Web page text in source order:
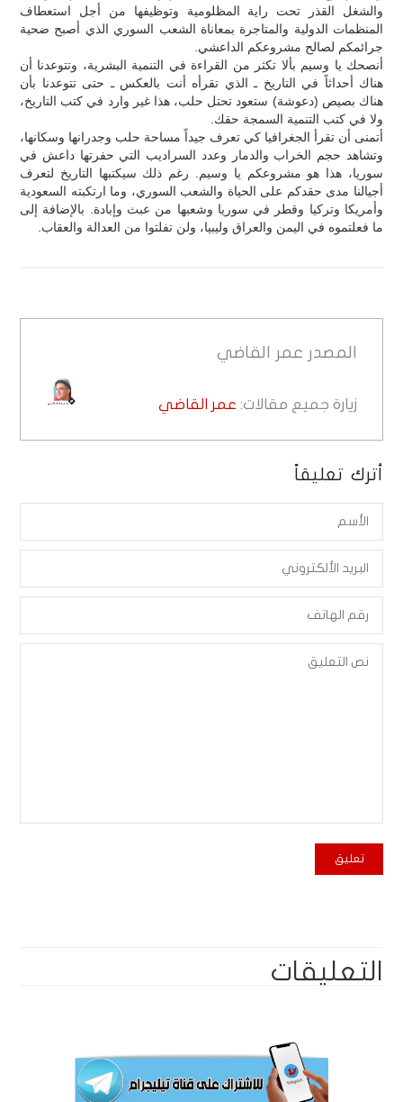
والشغل القذر تحت راية المظلومية وتوظيفها من أجل استعطاف
المنظمات الدولية والمتاجرة بمعاناة الشعب السوري الذي أصبح ضحية
جرائمكم لصالح مشروعكم الداعشي.
أنصحك يا وسيم بألا تكثر من القراءة في التنمية البشرية، وتتوعدنا أن
هناك أحداثاً في التاريخ ـ الذي تقرأه أنت بالعكس ـ حتى تتوعدنا بأن
هناك بصيص (دعوشة) ستعود تحتل حلب، هذا غير وارد في كتب التاريخ،
ولا في كتب التنمية السمجة حقك.
أتمنى أن تقرأ الجغرافيا كي تعرف جيداً مساحة حلب وجدرانها وسكانها،
وتشاهد حجم الخراب والدمار وعدد السراديب التي حفرتها داعش في
سوريا، هذا هو مشروعكم يا وسيم. رغم ذلك سيكتبها التاريخ لتعرف
أجيالنا مدى حقدكم على الحياة والشعب السوري، وما ارتكبته السعودية
وأمريكا وتركيا وقطر في سوريا وشعبها من عبث وإبادة. بالإضافة إلى
ما فعلتموه في اليمن والعراق وليبيا، ولن تفلتوا من العدالة والعقاب.
المصدر عمر القاضي
زيارة جميع مقالات: عمر القاضي
أترك تعليقاً
التعليقات